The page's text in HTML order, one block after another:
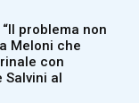
problema non
Meloni che
con
Salvini al